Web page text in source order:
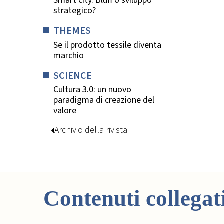
strategico?
THEMES
Se il prodotto tessile diventa
marchio
SCIENCE
Cultura 3.0: un nuovo
paradigma di creazione del
valore
Archivio della rivista
Contenuti